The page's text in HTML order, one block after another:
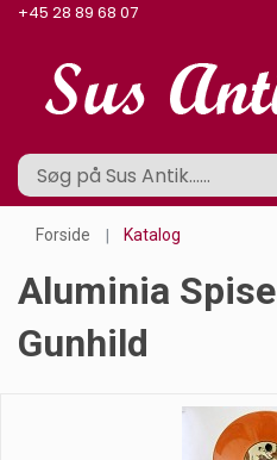
+45 28 89 68 07
Forside Katalog
Aluminia
Gunhild